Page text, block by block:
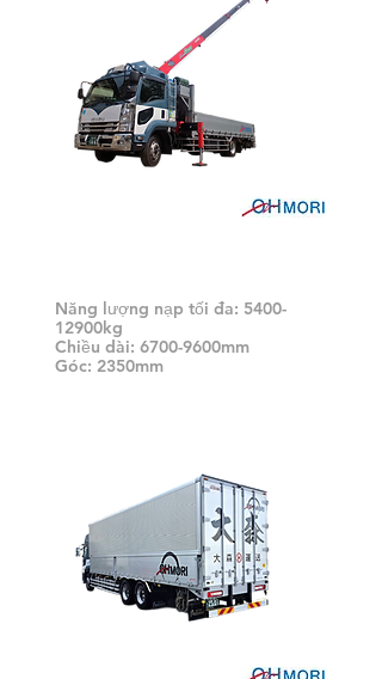
Năng lượng nạp tối đa: 5400-
12900kg
Chiều dài: 6700-9600mm
Góc: 2350mm